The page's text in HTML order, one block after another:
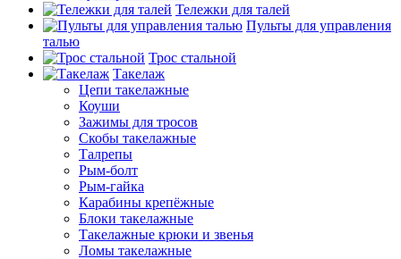
Тележки для талей
Пульты для управления
талью
Трос стальной
Такелаж
Цепи такелажные
Коуши
Зажимы для тросов
Скобы такелажные
Талрепы
Рым-болт
Рым-гайка
Карабины крепёжные
Блоки такелажные
Такелажные крюки и звенья
Ломы такелажные